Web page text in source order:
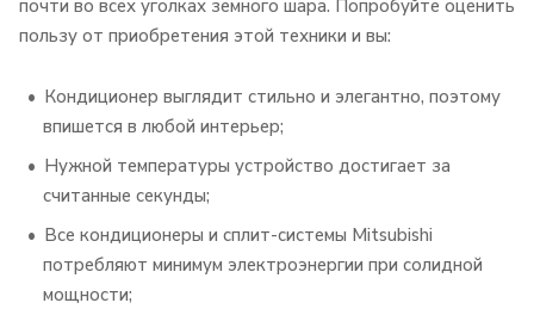
почти во всех уголках земного шара. Попробуйте оценить
пользу от приобретения этой техники и вы:
Кондиционер выглядит стильно и элегантно, поэтому
впишется в любой интерьер;
Нужной температуры устройство достигает за
считанные секунды;
Все кондиционеры и сплит-системы Mitsubishi
потребляют минимум электроэнергии при солидной
мощности;